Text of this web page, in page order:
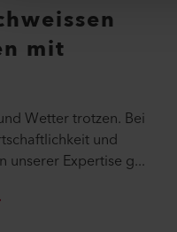
mit
Wetter trotzen. Bei
und
unserer Expertise g...